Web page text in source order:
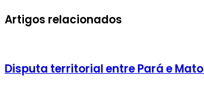
Artigos relacionados
Disputa territorial entre Pará e